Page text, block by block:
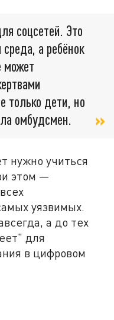
соцсетей. Это
а ребёнок
может
только дети, но
омбудсмен.
нужно учиться
этом —
уязвимых.
а до тех
для
в цифровом